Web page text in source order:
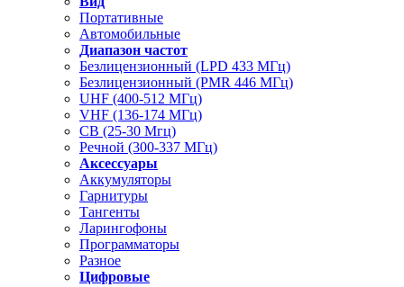
Портативные
Автомобильные
Диапазон частот
Безлицензионный (LPD 433 МГц)
Безлицензионный (PMR 446 МГц)
UHF (400-512 МГц)
VHF (136-174 МГц)
CB (25-30 Мгц)
Речной (300-337 МГц)
Аксессуары
Аккумуляторы
Гарнитуры
Тангенты
Ларингофоны
Программаторы
Разное
Цифровые